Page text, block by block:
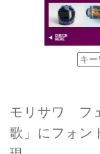
モリサワ フ
歌」にフォ